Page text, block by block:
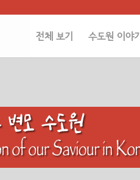
전체 보기 수도원 이야기